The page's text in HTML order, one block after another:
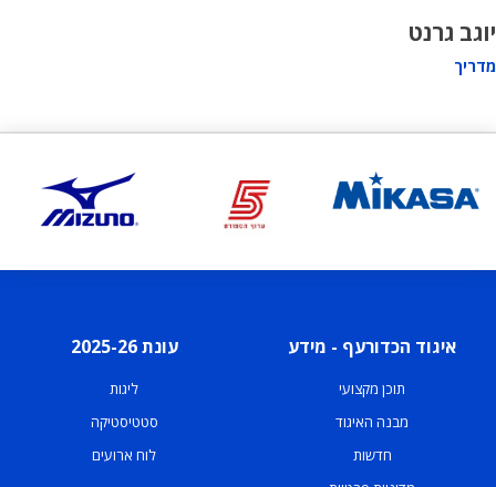
יוגב גרנט
מדריך
איגוד הכדורעף - מידע
תוכן מקצועי
מבנה האיגוד
חדשות
עונת 2025-26
ליגות
סטטיסטיקה
לוח ארועים